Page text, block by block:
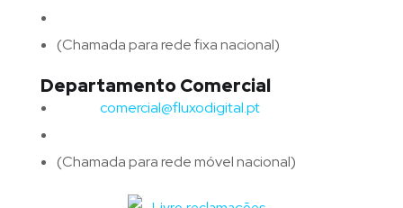
(Chamada para rede fixa nacional)
Departamento Comercial
comercial@fluxodigital.pt
(Chamada para rede móvel nacional)